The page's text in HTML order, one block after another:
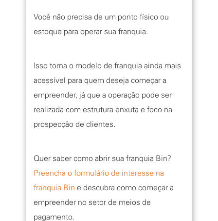
Você não precisa de um ponto físico ou
estoque para operar sua franquia.
Isso torna o modelo de franquia ainda mais
acessível para quem deseja começar a
empreender, já que a operação pode ser
realizada com estrutura enxuta e foco na
prospecção de clientes.
Quer saber como abrir sua franquia Bin?
Preencha o formulário de interesse na
franquia Bin e descubra como começar a
empreender no setor de meios de
pagamento.